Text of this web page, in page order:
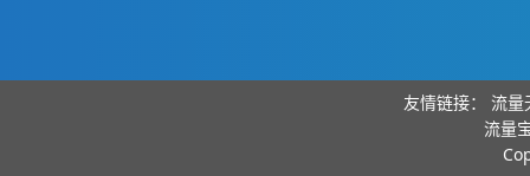
友情链接： 流量
流量